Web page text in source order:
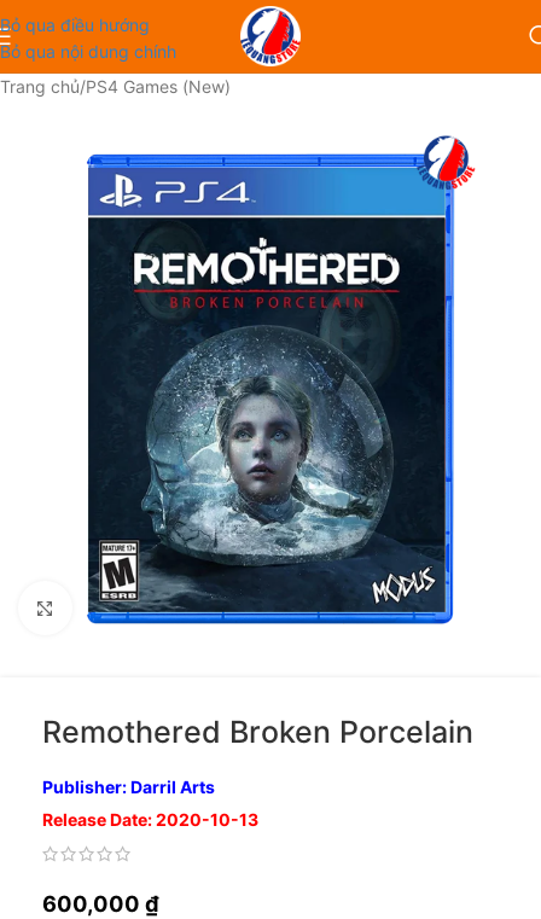
Bỏ qua điều hướng
Bỏ qua nội dung chính
Trang chủ/PS4 Games (New)
Nhấp để phóng to
Remothered Broken Porcelain
Publisher: Darril Arts
Release Date: 2020-10-13
600,000 ₫